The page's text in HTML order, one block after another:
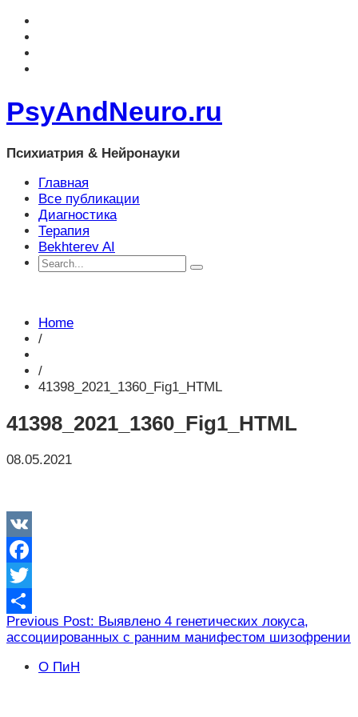
PsyAndNeuro.ru
Психиатрия & Нейронауки
Главная
Все публикации
Диагностика
Терапия
Bekhterev AI
Home
/
/
41398_2021_1360_Fig1_HTML
41398_2021_1360_Fig1_HTML
08.05.2021
VK
Facebook
Twitter
Отправить
Навигация
по
записям
Previous Post: Выявлено 4 генетических локуса,
ассоциированных с ранним манифестом шизофрении
О ПиН